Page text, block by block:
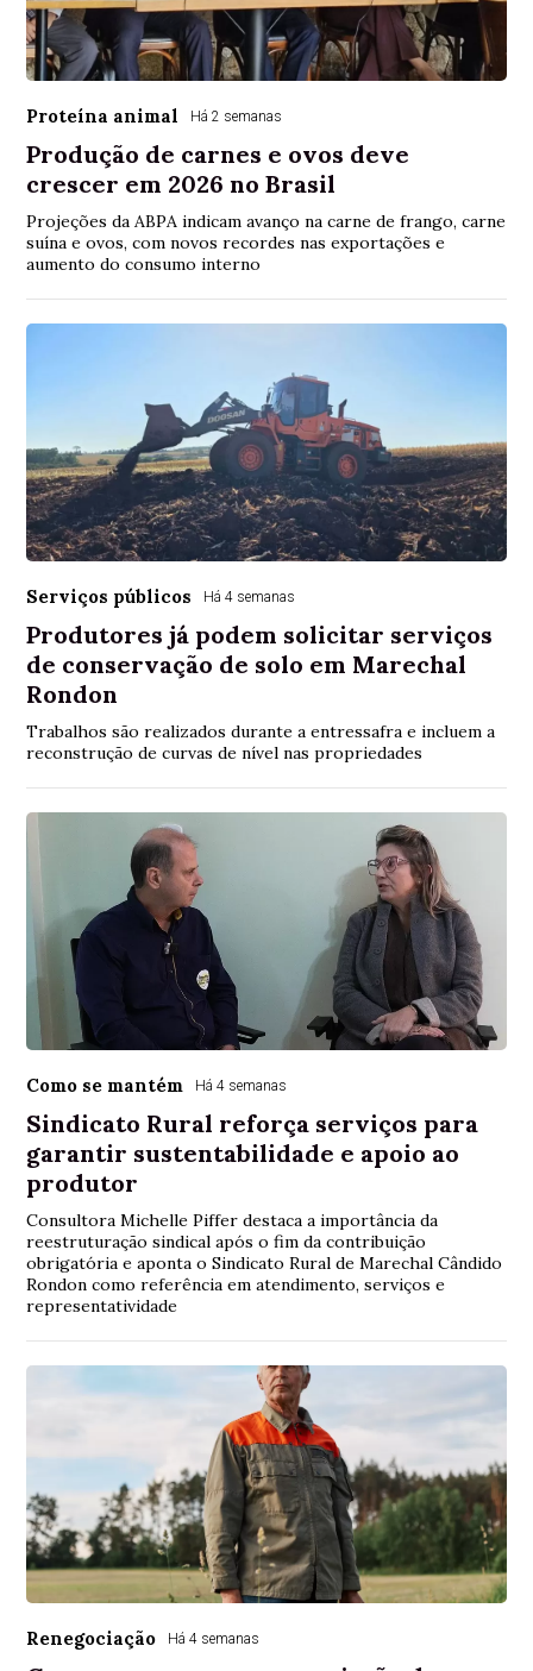
Proteína animal Há 2 semanas
Produção de carnes e ovos deve
crescer em 2026 no Brasil
Projeções da ABPA indicam avanço na carne de frango, carne
suína e ovos, com novos recordes nas exportações e
aumento do consumo interno
Serviços públicos Há 4 semanas
Produtores já podem solicitar serviços
de conservação de solo em Marechal
Rondon
Trabalhos são realizados durante a entressafra e incluem a
reconstrução de curvas de nível nas propriedades
Como se mantém Há 4 semanas
Sindicato Rural reforça serviços para
garantir sustentabilidade e apoio ao
produtor
Consultora Michelle Piffer destaca a importância da
reestruturação sindical após o fim da contribuição
obrigatória e aponta o Sindicato Rural de Marechal Cândido
Rondon como referência em atendimento, serviços e
representatividade
Renegociação Há 4 semanas